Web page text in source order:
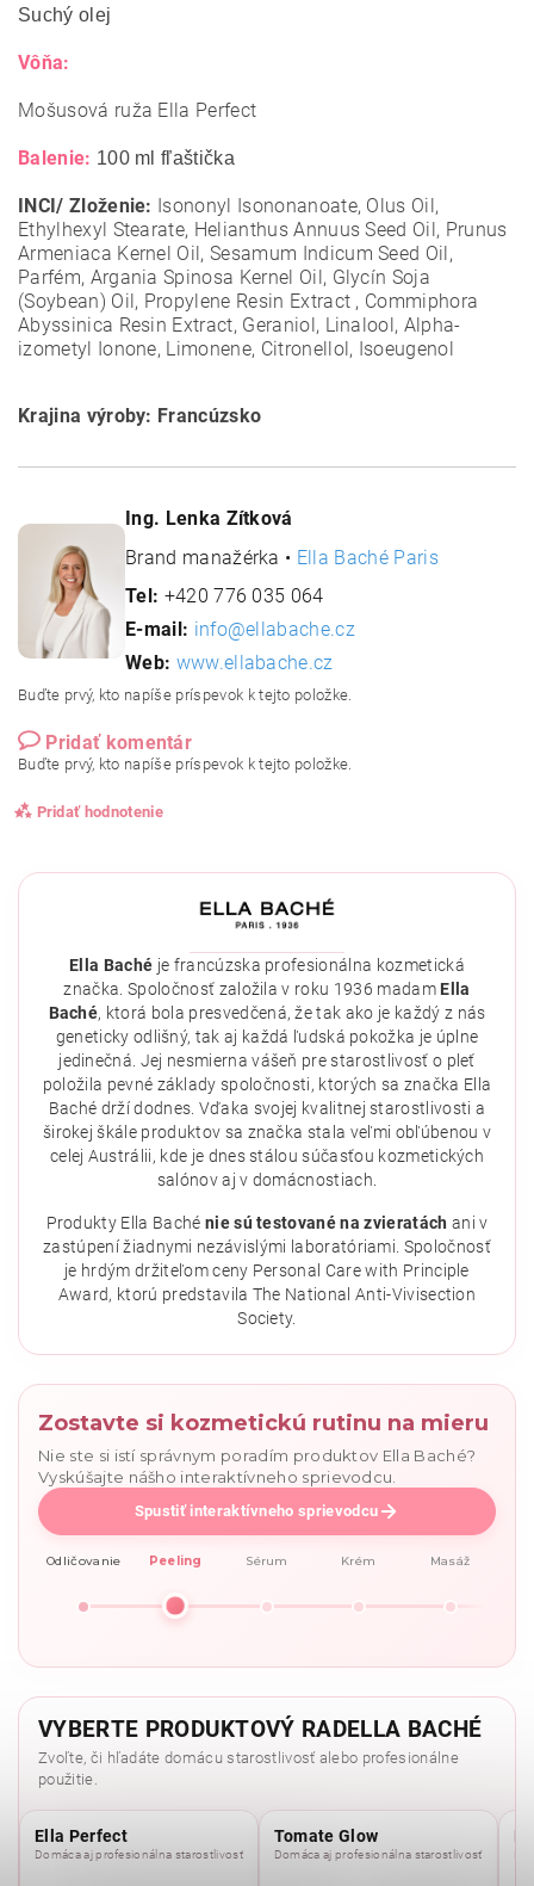
Suchý olej
Vôňa:
Mošusová ruža Ella Perfect
Balenie: 100 ml fľaštička
INCI/ Zloženie: Isononyl Isononanoate, Olus Oil,
Ethylhexyl Stearate, Helianthus Annuus Seed Oil, Prunus
Armeniaca Kernel Oil, Sesamum Indicum Seed Oil,
Parfém, Argania Spinosa Kernel Oil, Glycín Soja
(Soybean) Oil, Propylene Resin Extract , Commiphora
Abyssinica Resin Extract, Geraniol, Linalool, Alpha-
izometyl Ionone, Limonene, Citronellol, Isoeugenol
Krajina výroby: Francúzsko
Ing. Lenka Zítková
Brand manažérka • Ella Baché Paris
Tel: +420 776 035 064
E-mail: info@ellabache.cz
Web: www.ellabache.cz
Buďte prvý, kto napíše príspevok k tejto položke.
Pridať komentár
Buďte prvý, kto napíše príspevok k tejto položke.
Pridať hodnotenie
Vložením hodnotenie súhlasíte spodmienkami ochrany
Ella Baché je francúzska profesionálna kozmetická
značka. Spoločnosť založila v roku 1936 madam Ella
Baché, ktorá bola presvedčená, že tak ako je každý z nás
geneticky odlišný, tak aj každá ľudská pokožka je úplne
jedinečná. Jej nesmierna vášeň pre starostlivosť o pleť
položila pevné základy spoločnosti, ktorých sa značka Ella
Baché drží dodnes. Vďaka svojej kvalitnej starostlivosti a
širokej škále produktov sa značka stala veľmi obľúbenou v
celej Austrálii, kde je dnes stálou súčasťou kozmetických
salónov aj v domácnostiach.
Produkty Ella Baché nie sú testované na zvieratách ani v
zastúpení žiadnymi nezávislými laboratóriami. Spoločnosť
je hrdým držiteľom ceny Personal Care with Principle
Award, ktorú predstavila The National Anti-Vivisection
Society.
Zostavte si kozmetickú rutinu na mieru
Nie ste si istí správnym poradím produktov Ella Baché?
Vyskúšajte nášho interaktívneho sprievodcu.
Spustiť interaktívneho sprievodcu
Odličovanie Peeling Sérum Krém Masáž
VYBERTE PRODUKTOVÝ RADELLA BACHÉ
Zvoľte, či hľadáte domácu starostlivosť alebo profesionálne
použitie.
Ella Perfect
Domáca aj profesionálna starostlivosť
Tomate Glow
Domáca aj profesionálna starostlivosť